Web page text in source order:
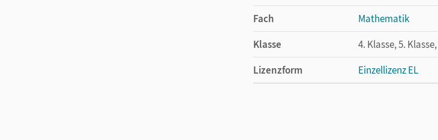
Fach
Mathematik
Klasse
4. Klasse, 5.
Lizenzform
Einzellizenz EL